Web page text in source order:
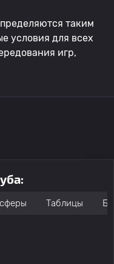
таким
условия для всех
игр,
Таблицы